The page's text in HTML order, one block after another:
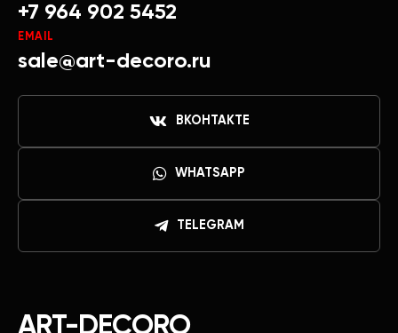
ART-DECORO
+7 964 902 5452
EMAIL
sale@art-decoro.ru
ВКОНТАКТЕ
WHATSAPP
TELEGRAM